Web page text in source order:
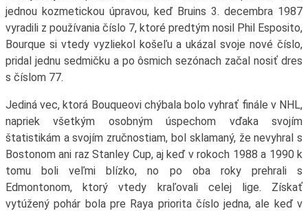
jednou kozmetickou úpravou, keď Bruins 3. decembra 1987
vyradili z používania číslo 7, ktoré predtým nosil Phil Esposito,
Bourque si vtedy vyzliekol košeľu a ukázal svoje nové číslo,
pridal jednu sedmičku a po ôsmich sezónach začal nosiť dres
s číslom 77.
Jediná vec, ktorá Bouqueovi chýbala bolo vyhrať finále v NHL,
napriek všetkým osobným úspechom vďaka svojím
štatistikám a svojím zručnostiam, bol sklamaný, že nevyhral s
Bostonom ani raz Stanley Cup, aj keď v rokoch 1988 a 1990 k
tomu boli veľmi blízko, no po oba roky prehrali s
Edmontonom, ktorý vtedy kraľovali celej lige. Získať
vytúžený pohár bola pre Raya priorita číslo jedna, ale keď v